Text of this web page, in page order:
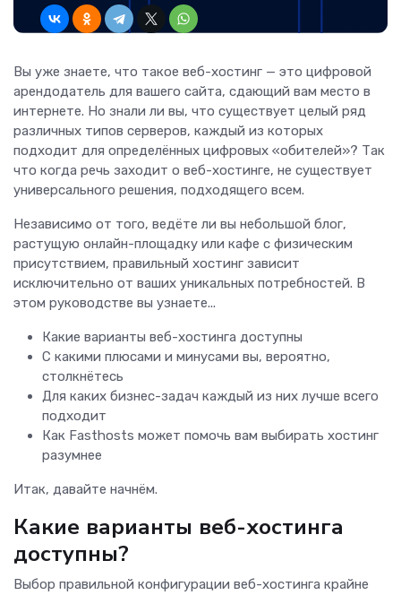
Вы уже знаете, что такое веб-хостинг — это цифровой
арендодатель для вашего сайта, сдающий вам место в
интернете. Но знали ли вы, что существует целый ряд
различных типов серверов, каждый из которых
подходит для определённых цифровых «обителей»? Так
что когда речь заходит о веб-хостинге, не существует
универсального решения, подходящего всем.
Независимо от того, ведёте ли вы небольшой блог,
растущую онлайн-площадку или кафе с физическим
присутствием, правильный хостинг зависит
исключительно от ваших уникальных потребностей. В
этом руководстве вы узнаете...
Какие варианты веб-хостинга доступны
С какими плюсами и минусами вы, вероятно,
столкнётесь
Для каких бизнес-задач каждый из них лучше всего
подходит
Как Fasthosts может помочь вам выбирать хостинг
разумнее
Итак, давайте начнём.
Какие варианты веб-хостинга
доступны?
Выбор правильной конфигурации веб-хостинга крайне